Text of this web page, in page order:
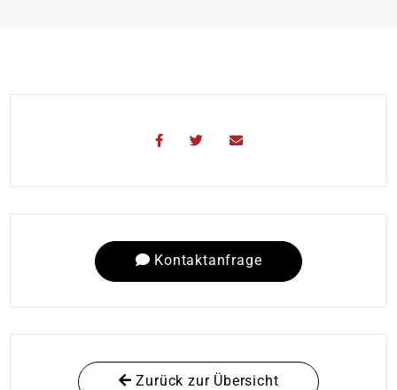
Kontaktanfrage
Zurück zur Übersicht